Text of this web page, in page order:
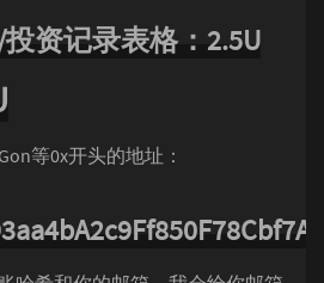
资记录表格：2.5U
等0x开头的地址：